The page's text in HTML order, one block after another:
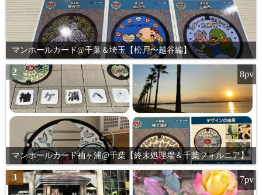
マンホールカード@千葉＆埼玉【松戸〜越谷編】
2
マンホールカード袖ヶ浦@千葉【終末処理場＆千葉フォルニア】
8pv
3 7pv